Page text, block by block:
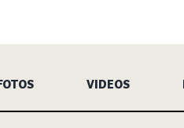
VIDEOS